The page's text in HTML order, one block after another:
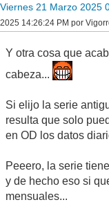
Viernes 21 Marzo 2025
2025 14:26:24 PM por
Y otra cosa que
cabeza...
Si elijo la serie
resulta que solo
en OD los datos
Peeero, la serie
y de hecho eso si
mensuales...